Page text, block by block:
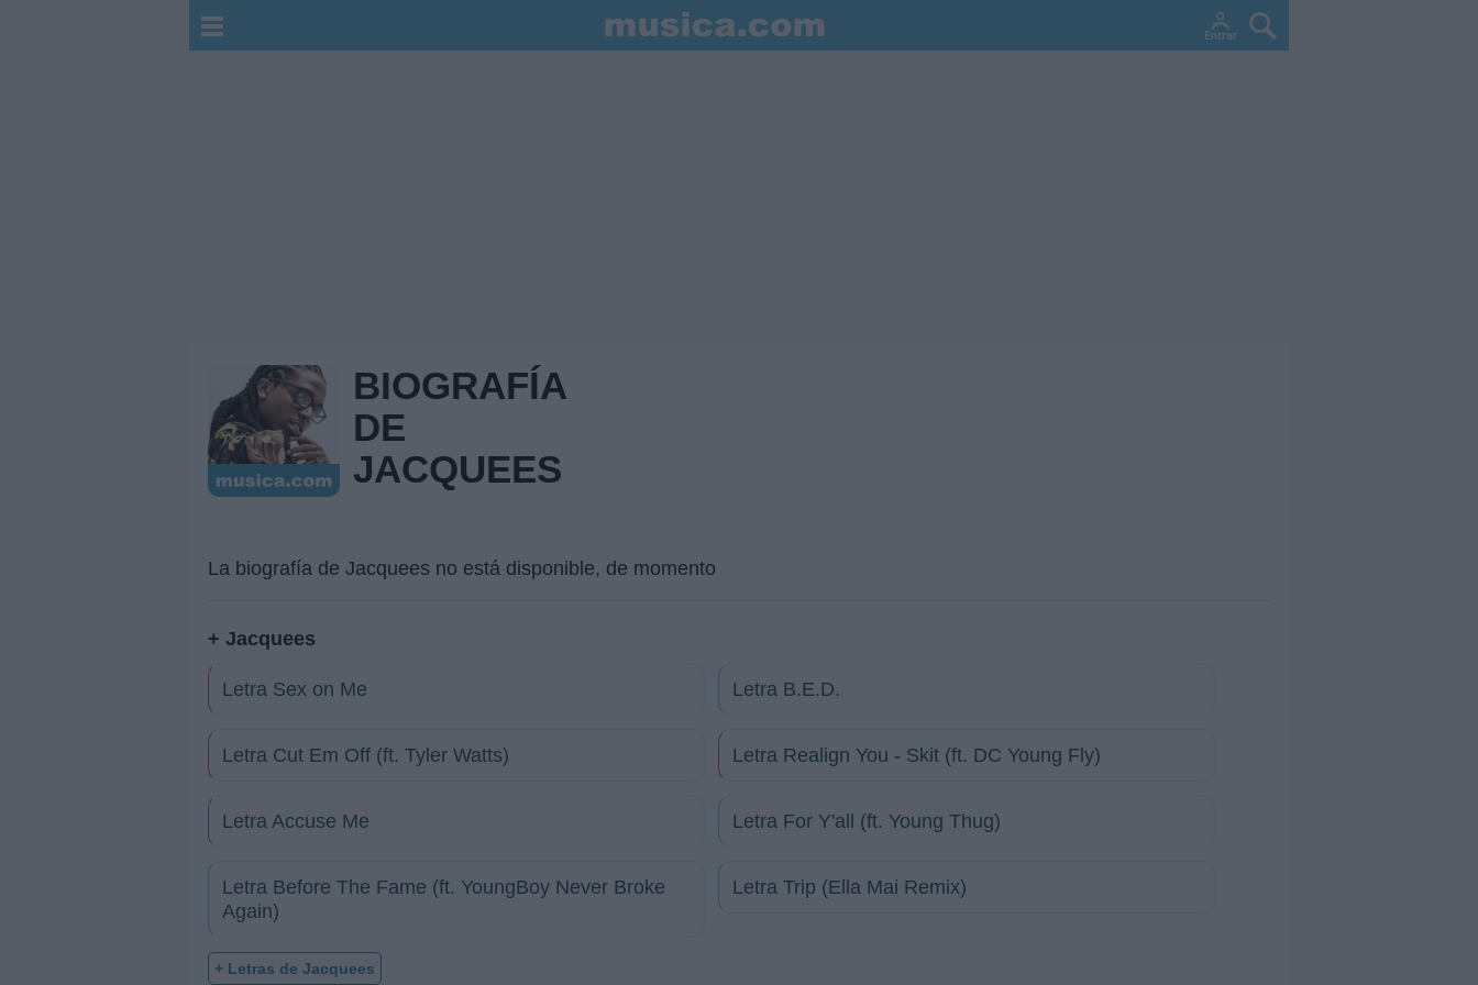
BIOGRAFÍA
DE
JACQUEES
La biografía de Jacquees no está disponible, de momento
+ Jacquees
Letra Sex on Me Letra B.E.D.
Letra Cut Em Off (ft. Tyler Watts) Letra Realign You - Skit (ft. DC Young Fly)
Letra Accuse Me Letra For Y'all (ft. Young Thug)
Letra Before The Fame (ft. YoungBoy Never Broke
Again)
Letra Trip (Ella Mai Remix)
+ Letras de Jacquees